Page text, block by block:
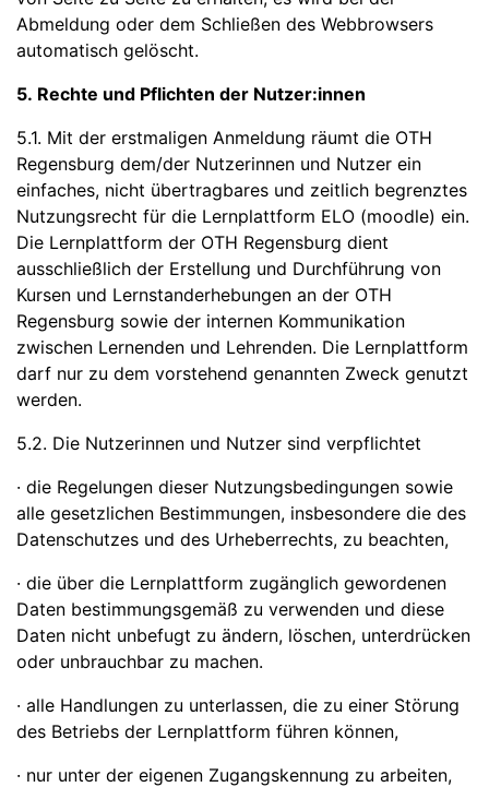
Abmeldung oder dem Schließen des Webbrowsers
automatisch gelöscht.
5. Rechte und Pflichten der Nutzer:innen
5.1. Mit der erstmaligen Anmeldung räumt die OTH
Regensburg dem/der Nutzerinnen und Nutzer ein
einfaches, nicht übertragbares und zeitlich begrenztes
Nutzungsrecht für die Lernplattform ELO (moodle) ein.
Die Lernplattform der OTH Regensburg dient
ausschließlich der Erstellung und Durchführung von
Kursen und Lernstanderhebungen an der OTH
Regensburg sowie der internen Kommunikation
zwischen Lernenden und Lehrenden. Die Lernplattform
darf nur zu dem vorstehend genannten Zweck genutzt
werden.
5.2. Die Nutzerinnen und Nutzer sind verpflichtet
· die Regelungen dieser Nutzungsbedingungen sowie
alle gesetzlichen Bestimmungen, insbesondere die des
Datenschutzes und des Urheberrechts, zu beachten,
· die über die Lernplattform zugänglich gewordenen
Daten bestimmungsgemäß zu verwenden und diese
Daten nicht unbefugt zu ändern, löschen, unterdrücken
oder unbrauchbar zu machen.
· alle Handlungen zu unterlassen, die zu einer Störung
des Betriebs der Lernplattform führen können,
· nur unter der eigenen Zugangskennung zu arbeiten,